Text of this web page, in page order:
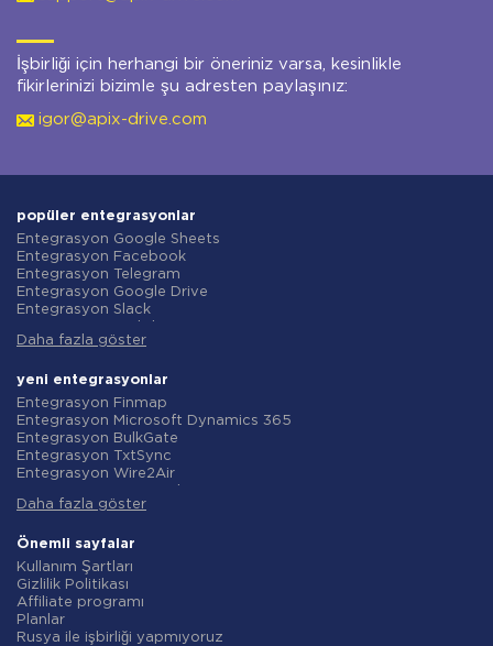
İşbirliği için herhangi bir öneriniz varsa, kesinlikle
fikirlerinizi bizimle şu adresten paylaşınız:
igor@apix-drive.com
popüler entegrasyonlar
Entegrasyon Google Sheets
Entegrasyon Facebook
Entegrasyon Telegram
Entegrasyon Google Drive
Entegrasyon Slack
Entegrasyon Gmail
Entegrasyon ClickUp
Entegrasyon Airtable
Entegrasyon Google Contacts
Entegrasyon OpenAI (ChatGPT)
Entegrasyon Instagram
Entegrasyon ActiveCampaign
Entegrasyon Typeform
Entegrasyon Salesforce CRM
Entegrasyon Notion
Entegrasyon AWeber
Entegrasyon Asana
Entegrasyon ZOHO CRM
Entegrasyon Webhooks
Daha fazla göster
yeni entegrasyonlar
Entegrasyon Finmap
Entegrasyon Microsoft Dynamics 365
Entegrasyon BulkGate
Entegrasyon TxtSync
Entegrasyon Wire2Air
Entegrasyon Infobip
Entegrasyon AtomPark
Entegrasyon TXTImpact
Entegrasyon Campaign Monitor
Entegrasyon CM.com
Entegrasyon D7 Networks
Entegrasyon SMS.to
Daha fazla göster
Önemli sayfalar
Kullanım Şartları
Gizlilik Politikası
Affiliate programı
Planlar
Rusya ile işbirliği yapmıyoruz